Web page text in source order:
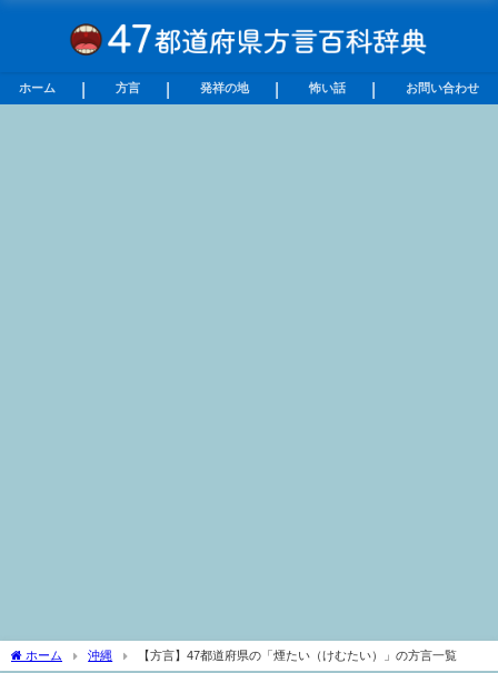
ホーム 方言 発祥の地 怖い話 お問い合わせ
ホーム 沖縄 【方言】47都道府県の「煙たい（けむたい）」の方言一覧